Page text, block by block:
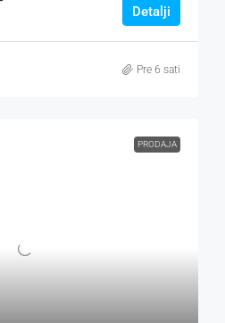
Detalji
Pre 6 sati
PRODAJA